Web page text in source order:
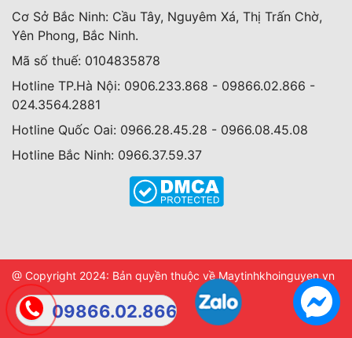
Cơ Sở Bắc Ninh: Cầu Tây, Nguyêm Xá, Thị Trấn Chờ,
Yên Phong, Bắc Ninh.
Mã số thuế: 0104835878
Hotline TP.Hà Nội: 0906.233.868 - 09866.02.866 -
024.3564.2881
Hotline Quốc Oai: 0966.28.45.28 - 0966.08.45.08
Hotline Bắc Ninh: 0966.37.59.37
@ Copyright 2024: Bản quyền thuộc về Maytinhkhoinguyen.vn
09866.02.866